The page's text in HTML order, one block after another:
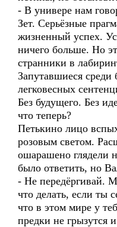
- В универе нам
Зет. Серьёзные
жизненный успех.
ничего больше. Но
странники в
Запутавшиеся
легковесных
Без будущего. Без
что теперь?
Петькино лицо
розовым светом.
ошарашено глядели
было ответить, но
- Не передёргивай.
что делать, если ты
что в этом мире у
предки не грызутся